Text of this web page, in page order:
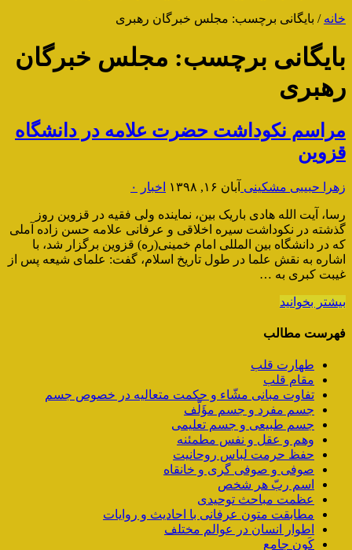
خانه / بایگانی برچسب: مجلس خبرگان رهبری
بایگانی برچسب: مجلس خبرگان
رهبری
مراسم نکوداشت حضرت علامه در دانشگاه
قزوین
زهرا حبیبی مشکینی آبان ۱۶, ۱۳۹۸ اخبار ۰
رسا، آیت الله هادی باریک بین، نماینده ولی فقیه در قزوین روز
گذشته در نکوداشت سیره اخلاقی و عرفانی علامه حسن زاده آملی
که در دانشگاه بین المللی امام خمینی(ره) قزوین برگزار شد، با
اشاره به نقش علما در طول تاریخ اسلام، گفت: علمای شیعه پس از
غیبت کبری به …
بیشتر بخوانید
فهرست مطالب
طهارت قلب
مقام قلب
تفاوت مبانی مشّاء و حکمت متعالیه در خصوص جسم
جسم مفرد و جسم مؤَلَّف
جسم طبیعی و جسم تعلیمی
وهم و عقل و نفس مطمئنه
حفظ حرمت لباس روحانیت
صوفی و صوفی گری و خانقاه
اسم ربّ هر شخص
عظمت مباحث توحیدی
مطابقت متون عرفانی با احادیث و روایات
اطوار انسان در عوالم مختلف
کَون جامع